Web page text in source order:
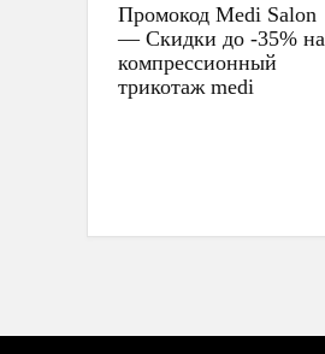
Промокод Medi Salon
— Скидки до -35% на
компрессионный
трикотаж medi